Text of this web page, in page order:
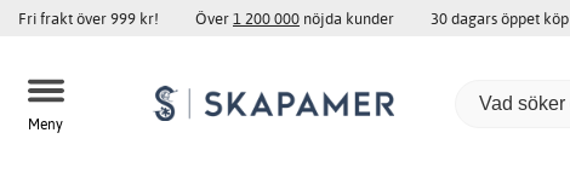
Fri frakt över 999 kr! Över1 200 000 nöjda kunder 30 dagars öppet köp
Meny